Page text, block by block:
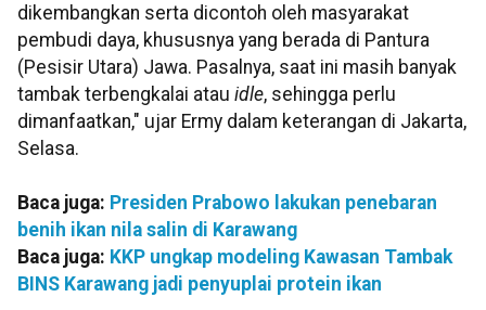
dikembangkan serta dicontoh oleh masyarakat
pembudi daya, khususnya yang berada di Pantura
(Pesisir Utara) Jawa. Pasalnya, saat ini masih banyak
tambak terbengkalai atau idle, sehingga perlu
dimanfaatkan," ujar Ermy dalam keterangan di Jakarta,
Selasa.
Baca juga: Presiden Prabowo lakukan penebaran
benih ikan nila salin di Karawang
Baca juga: KKP ungkap modeling Kawasan Tambak
BINS Karawang jadi penyuplai protein ikan